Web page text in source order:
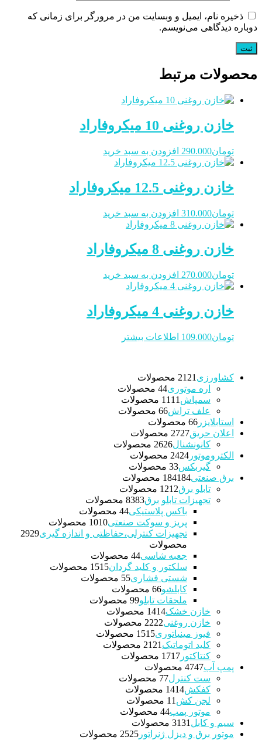
ذخیره نام، ایمیل و وبسایت من در مرورگر برای زمانی که
دوباره دیدگاهی می‌نویسم.
محصولات مرتبط
خازن روغنی 10 میکروفاراد
تومان290.000 افزودن به سبد خرید
خازن روغنی 12.5 میکروفاراد
تومان310.000 افزودن به سبد خرید
خازن روغنی 8 میکروفاراد
تومان270.000 افزودن به سبد خرید
خازن روغنی 4 میکروفاراد
تومان109.000 اطلاعات بیشتر
کشاورزی 21 21 محصولات
اره موتوری 44 محصولات
سمپاش
11 11 محصولات
علف تراش 66 محصولات
استابلایزر
66 محصولات
اعلان حریق
2727 محصولات
کانونشنال
2626 محصولات
الکتروموتور
2424 محصولات
گیربکس 33 محصولات
برق صنعتی
184184 محصولات
تابلو برق
1212 محصولات
تجهیزات تابلو برق
8383 محصولات
باکس پلاستیکی 44 محصولات
پریز و سوکت صنعتی
1010 محصولات
تجهیزات کنترلی،حفاظتی و اندازه گیری
2929
محصولات
جعبه شاسی 44 محصولات
سلکتور و کلید گردان
1515 محصولات
شستی فشاری 55 محصولات
کابلشو 66 محصولات
ملحقات تابلو 99 محصولات
خازن خشک
1414 محصولات
خازن روغنی
2222 محصولات
فیوز مینیاتوری
1515 محصولات
کلید اتوماتیک
21 21 محصولات
کنتاکتور
1717 محصولات
پمپ آب
4747 محصولات
ست کنترل 77 محصولات
کفکش
1414 محصولات
لجن کش
1 1 محصولات
موتور پمپ 44 محصولات
سیم و کابل
3131 محصولات
موتور برق و دیزل ژنراتور
2525 محصولات